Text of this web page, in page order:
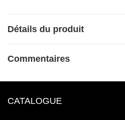
Détails du produit
Commentaires
CATALOGUE